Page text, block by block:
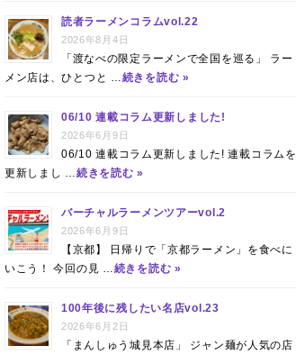
読者ラーメンコラムvol.22
2026年8月4日
「渡なべの限定ラーメンで全国を巡る」 ラー
メン店は、ひとつと …続きを読む »
06/10 連載コラム更新しました!
2026年6月9日
06/10 連載コラム更新しました! 連載コラムを
更新しまし …続きを読む »
バーチャルラーメンツアーvol.2
2026年6月9日
【京都】 日帰りで「京都ラーメン」を食べに
いこう！ 今回の見 …続きを読む »
100年後に残したい名店vol.23
2026年6月2日
「まんしゅう城見本店」 ジャン麺が人気の店